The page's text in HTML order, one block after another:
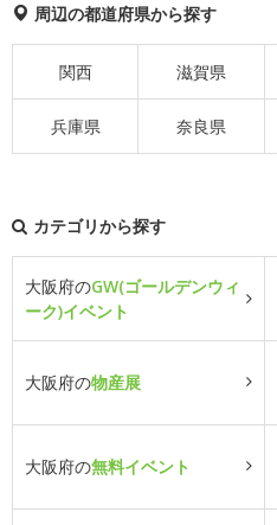
周辺の都道府県から探す
関西 滋賀県
兵庫県 奈良県
カテゴリから探す
大阪府のGW(ゴールデンウィ
ーク)イベント
大阪府の物産展
大阪府の無料イベント